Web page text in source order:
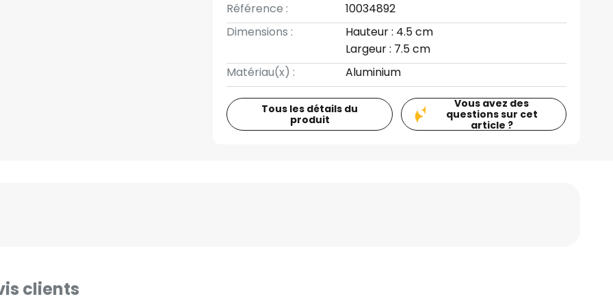
Référence :
10034892
Dimensions :
Hauteur : 4.5 cm
Largeur : 7.5 cm
Matériau(x) :
Aluminium
Tous les détails du
produit
Vous avez des
questions sur cet
article ?
clients